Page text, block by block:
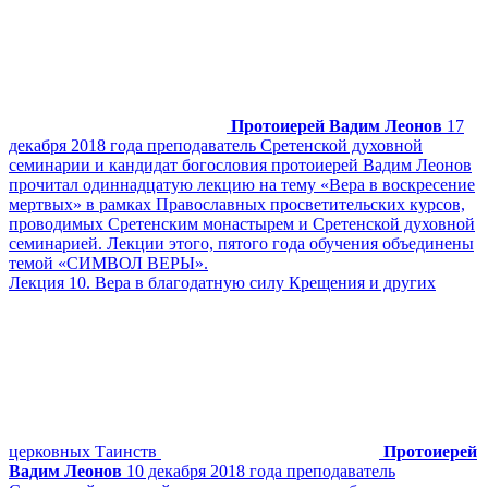
Протоиерей Вадим Леонов 17
декабря 2018 года преподаватель Сретенской духовной
семинарии и кандидат богословия протоиерей Вадим Леонов
прочитал одиннадцатую лекцию на тему «Вера в воскресение
мертвых» в рамках Православных просветительских курсов,
проводимых Сретенским монастырем и Сретенской духовной
семинарией. Лекции этого, пятого года обучения объединены
темой «СИМВОЛ ВЕРЫ».
Лекция 10. Вера в благодатную силу Крещения и других
церковных Таинств
Протоиерей
Вадим Леонов 10 декабря 2018 года преподаватель